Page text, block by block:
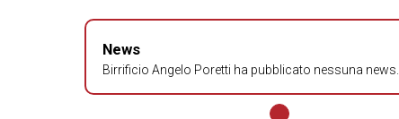
News
Birrificio Angelo Poretti ha pubblicato nessuna news.